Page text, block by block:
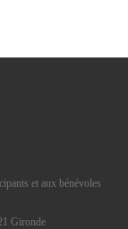
et aux bénévoles
Gironde